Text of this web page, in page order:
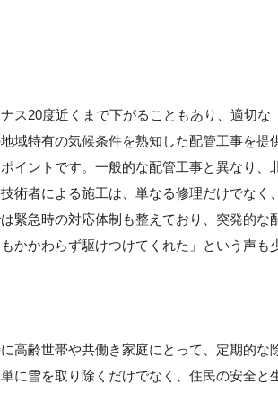
ス20度近くまで下がることもあり、適切な
域特有の気候条件を熟知した配管工事を提
イントです。一般的な配管工事と異なり、
術者による施工は、単なる修理だけでなく、
緊急時の対応体制も整えており、突発的な
かかわらず駆けつけてくれた」という声も
高齢世帯や共働き家庭にとって、定期的な
に雪を取り除くだけでなく、住民の安全と